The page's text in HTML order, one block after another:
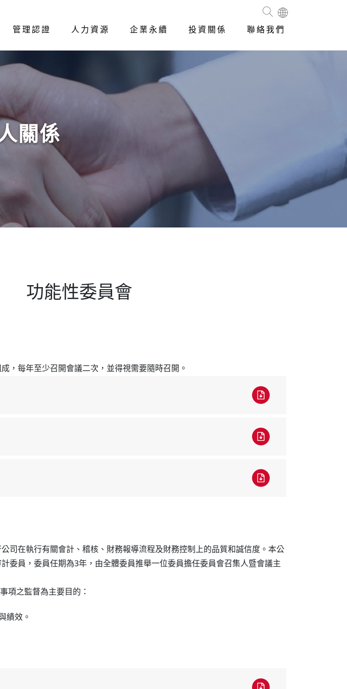
管理認證 人力資源 企業永續 投資關係 聯絡我們
關係
功能性委員會
，每年至少召開會議二次，並得視需要隨時召開。
司在執行有關會計、稽核、財務報導流程及財務控制上的品質和誠信度。本公
委員，委員任期為3年，由全體委員推舉一位委員擔任委員會召集人暨會議主
項之監督為主要目的：
績效。